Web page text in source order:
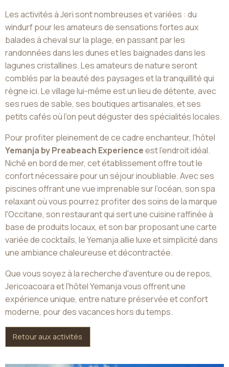
Les activités à Jeri sont nombreuses et variées : du
windurf pour les amateurs de sensations fortes aux
balades à cheval sur la plage, en passant par les
randonnées dans les dunes et les baignades dans les
lagunes cristallines. Les amateurs de nature seront
comblés par la beauté des paysages et la tranquillité qui
règne ici. Le village lui-même est un lieu de détente, avec
ses rues de sable, ses boutiques artisanales, et ses
petits cafés où l’on peut déguster des spécialités locales.
Pour profiter pleinement de ce cadre enchanteur, l'hôtel
Yemanja by Preabeach Experienceest l'endroit idéal.
Niché en bord de mer, cet établissement offre tout le
confort nécessaire pour un séjour inoubliable. Avec ses
piscines offrant une vue imprenable sur l’océan, son spa
relaxant où vous pourrez profiter des soins de la marque
l'Occitane, son restaurant qui sert une cuisine raffinée à
base de produits locaux, et son bar proposant une carte
variée de cocktails, le Yemanja allie luxe et simplicité dans
une ambiance chaleureuse et décontractée.
Que vous soyez à la recherche d'aventure ou de repos,
Jericoacoara et l'hôtel Yemanja vous offrent une
expérience unique, entre nature préservée et confort
moderne, pour des vacances hors du temps.
Retour aux activités